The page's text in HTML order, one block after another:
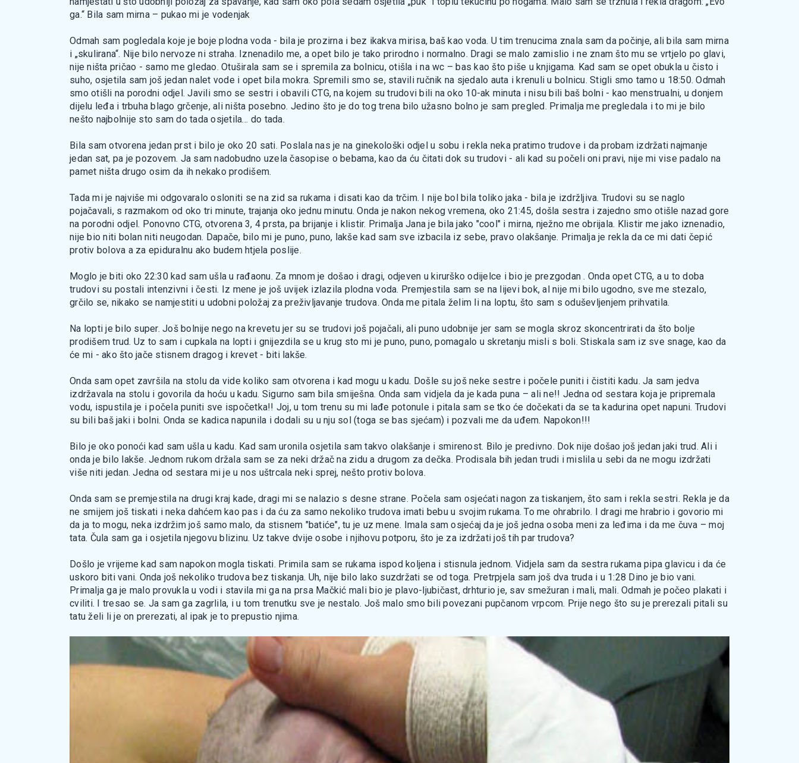
ga.“ Bila sam mirna – pukao mi je vodenjak
Odmah sam pogledala koje je boje plodna voda - bila je prozirna i bez ikakva mirisa, baš kao voda. U tim trenucima znala sam da počinje, ali bila sam mirna
i „skulirana“. Nije bilo nervoze ni straha. Iznenadilo me, a opet bilo je tako prirodno i normalno. Dragi se malo zamislio i ne znam što mu se vrtjelo po glavi,
nije ništa pričao - samo me gledao. Otuširala sam se i spremila za bolnicu, otišla i na wc – bas kao što piše u knjigama. Kad sam se opet obukla u čisto i
suho, osjetila sam još jedan nalet vode i opet bila mokra. Spremili smo se, stavili ručnik na sjedalo auta i krenuli u bolnicu. Stigli smo tamo u 18:50. Odmah
smo otišli na porodni odjel. Javili smo se sestri i obavili CTG, na kojem su trudovi bili na oko 10-ak minuta i nisu bili baš bolni - kao menstrualni, u donjem
dijelu leđa i trbuha blago grčenje, ali ništa posebno. Jedino što je do tog trena bilo užasno bolno je sam pregled. Primalja me pregledala i to mi je bilo
nešto najbolnije sto sam do tada osjetila… do tada.
Bila sam otvorena jedan prst i bilo je oko 20 sati. Poslala nas je na ginekološki odjel u sobu i rekla neka pratimo trudove i da probam izdržati najmanje
jedan sat, pa je pozovem. Ja sam nadobudno uzela časopise o bebama, kao da ću čitati dok su trudovi - ali kad su počeli oni pravi, nije mi vise padalo na
pamet ništa drugo osim da ih nekako prodišem.
Tada mi je najviše mi odgovaralo osloniti se na zid sa rukama i disati kao da trčim. I nije bol bila toliko jaka - bila je izdržljiva. Trudovi su se naglo
pojačavali, s razmakom od oko tri minute, trajanja oko jednu minutu. Onda je nakon nekog vremena, oko 21:45, došla sestra i zajedno smo otišle nazad gore
na porodni odjel. Ponovno CTG, otvorena 3, 4 prsta, pa brijanje i klistir. Primalja Jana je bila jako "cool" i mirna, nježno me obrijala. Klistir me jako iznenadio,
nije bio niti bolan niti neugodan. Dapače, bilo mi je puno, puno, lakše kad sam sve izbacila iz sebe, pravo olakšanje. Primalja je rekla da ce mi dati čepić
protiv bolova a za epiduralnu ako budem htjela poslije.
Moglo je biti oko 22:30 kad sam ušla u rađaonu. Za mnom je došao i dragi, odjeven u kirurško odijelce i bio je prezgodan . Onda opet CTG, a u to doba
trudovi su postali intenzivni i česti. Iz mene je još uvijek izlazila plodna voda. Premjestila sam se na lijevi bok, al nije mi bilo ugodno, sve me stezalo,
grčilo se, nikako se namjestiti u udobni položaj za preživljavanje trudova. Onda me pitala želim li na loptu, što sam s oduševljenjem prihvatila.
Na lopti je bilo super. Još bolnije nego na krevetu jer su se trudovi još pojačali, ali puno udobnije jer sam se mogla skroz skoncentrirati da što bolje
prodišem trud. Uz to sam i cupkala na lopti i gnijezdila se u krug sto mi je puno, puno, pomagalo u skretanju misli s boli. Stiskala sam iz sve snage, kao da
će mi - ako što jače stisnem dragog i krevet - biti lakše.
Onda sam opet završila na stolu da vide koliko sam otvorena i kad mogu u kadu. Došle su još neke sestre i počele puniti i čistiti kadu. Ja sam jedva
izdržavala na stolu i govorila da hoću u kadu. Sigurno sam bila smiješna. Onda sam vidjela da je kada puna – ali ne!! Jedna od sestara koja je pripremala
vodu, ispustila je i počela puniti sve ispočetka!! Joj, u tom trenu su mi lađe potonule i pitala sam se tko će dočekati da se ta kadurina opet napuni. Trudovi
su bili baš jaki i bolni. Onda se kadica napunila i dodali su u nju sol (toga se bas sjećam) i pozvali me da uđem. Napokon!!!
Bilo je oko ponoći kad sam ušla u kadu. Kad sam uronila osjetila sam takvo olakšanje i smirenost. Bilo je predivno. Dok nije došao još jedan jaki trud. Ali i
onda je bilo lakše. Jednom rukom držala sam se za neki držač na zidu a drugom za dečka. Prodisala bih jedan trudi i mislila u sebi da ne mogu izdržati
više niti jedan. Jedna od sestara mi je u nos uštrcala neki sprej, nešto protiv bolova.
Onda sam se premjestila na drugi kraj kade, dragi mi se nalazio s desne strane. Počela sam osjećati nagon za tiskanjem, što sam i rekla sestri. Rekla je da
ne smijem još tiskati i neka dahćem kao pas i da ću za samo nekoliko trudova imati bebu u svojim rukama. To me ohrabrilo. I dragi me hrabrio i govorio mi
da ja to mogu, neka izdržim još samo malo, da stisnem "batiće", tu je uz mene. Imala sam osjećaj da je još jedna osoba meni za leđima i da me čuva – moj
tata. Čula sam ga i osjetila njegovu blizinu. Uz takve dvije osobe i njihovu potporu, što je za izdržati još tih par trudova?
Došlo je vrijeme kad sam napokon mogla tiskati. Primila sam se rukama ispod koljena i stisnula jednom. Vidjela sam da sestra rukama pipa glavicu i da će
uskoro biti vani. Onda još nekoliko trudova bez tiskanja. Uh, nije bilo lako suzdržati se od toga. Pretrpjela sam još dva truda i u 1:28 Dino je bio vani.
Primalja ga je malo provukla u vodi i stavila mi ga na prsa Mačkić mali bio je plavo-ljubičast, drhturio je, sav smežuran i mali, mali. Odmah je počeo plakati i
cviliti. I tresao se. Ja sam ga zagrlila, i u tom trenutku sve je nestalo. Još malo smo bili povezani pupčanom vrpcom. Prije nego što su je prerezali pitali su
tatu želi li je on prerezati, al ipak je to prepustio njima.